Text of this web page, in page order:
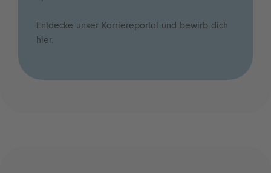
Entdecke unser Karriereportal und bewirb dich
hier.